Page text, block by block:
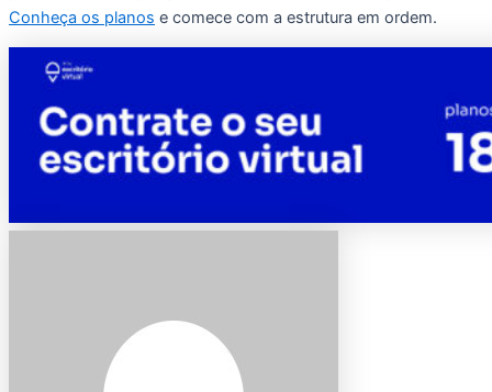
Conheça os planos e comece com a estrutura em ordem.